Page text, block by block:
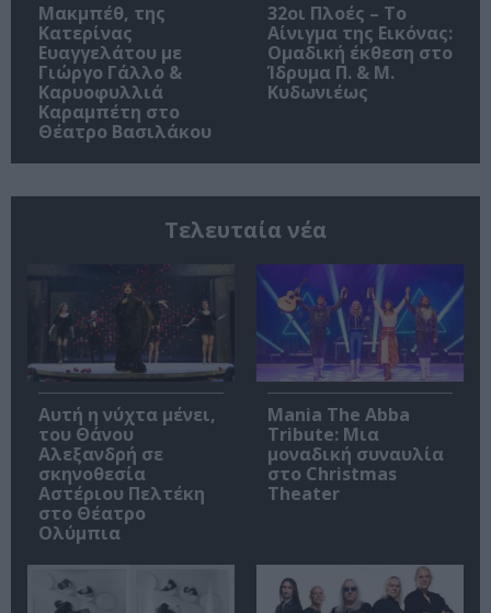
Μακμπέθ, της
Κατερίνας
Ευαγγελάτου με
Γιώργο Γάλλο &
Καρυοφυλλιά
Καραμπέτη στο
Θέατρο Βασιλάκου
32οι Πλοές – Το
Αίνιγμα της Εικόνας:
Ομαδική έκθεση στο
Ίδρυμα Π. & Μ.
Κυδωνιέως
Τελευταία νέα
Αυτή η νύχτα μένει,
του Θάνου
Αλεξανδρή σε
σκηνοθεσία
Αστέριου Πελτέκη
στο Θέατρο
Ολύμπια
Mania The Abba
Tribute: Μια
μοναδική συναυλία
στο Christmas
Theater